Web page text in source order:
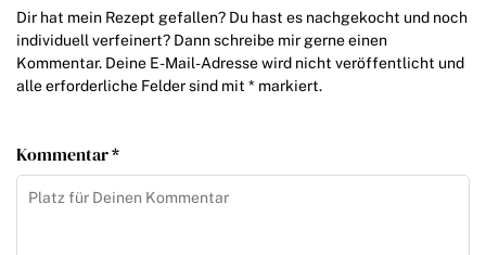
Dir hat mein Rezept gefallen? Du hast es nachgekocht und noch
individuell verfeinert? Dann schreibe mir gerne einen
Kommentar. Deine E-Mail-Adresse wird nicht veröffentlicht und
alle erforderliche Felder sind mit * markiert.
Kommentar *